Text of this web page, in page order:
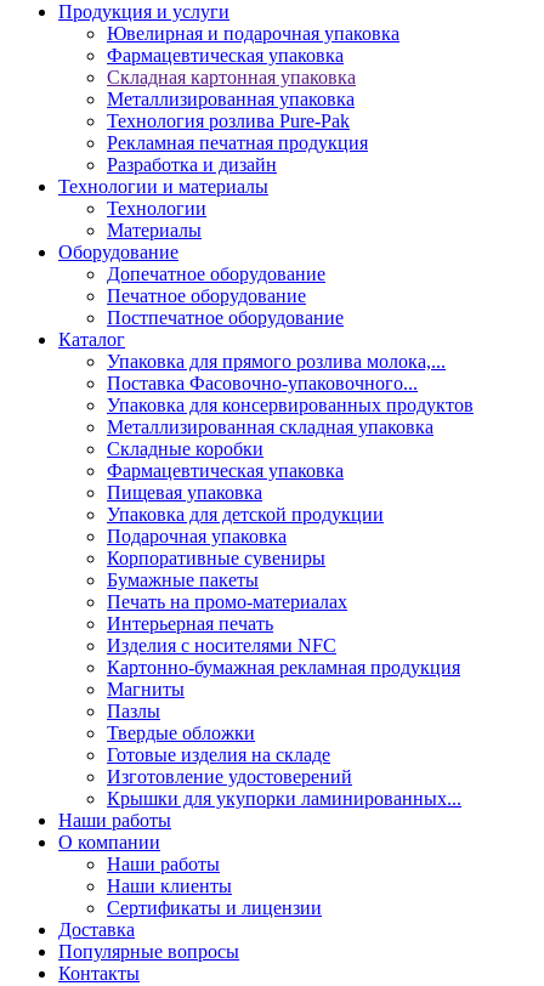
Продукция и услуги
Ювелирная и подарочная упаковка
Фармацевтическая упаковка
Складная картонная упаковка
Металлизированная упаковка
Технология розлива Pure-Pak
Рекламная печатная продукция
Разработка и дизайн
Технологии и материалы
Технологии
Материалы
Оборудование
Допечатное оборудование
Печатное оборудование
Постпечатное оборудование
Каталог
Упаковка для прямого розлива молока,...
Поставка Фасовочно-упаковочного...
Упаковка для консервированных продуктов
Металлизированная складная упаковка
Складные коробки
Фармацевтическая упаковка
Пищевая упаковка
Упаковка для детской продукции
Подарочная упаковка
Корпоративные сувениры
Бумажные пакеты
Печать на промо-материалах
Интерьерная печать
Изделия с носителями NFC
Картонно-бумажная рекламная продукция
Магниты
Пазлы
Твердые обложки
Готовые изделия на складе
Изготовление удостоверений
Крышки для укупорки ламинированных...
Наши работы
О компании
Наши работы
Наши клиенты
Сертификаты и лицензии
Доставка
Популярные вопросы
Контакты